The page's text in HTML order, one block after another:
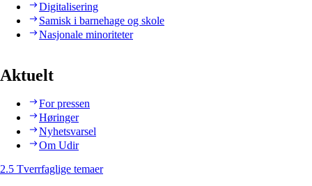
Digitalisering
Samisk i barnehage og skole
Nasjonale minoriteter
Aktuelt
For pressen
Høringer
Nyhetsvarsel
Om Udir
2.5 Tverrfaglige temaer